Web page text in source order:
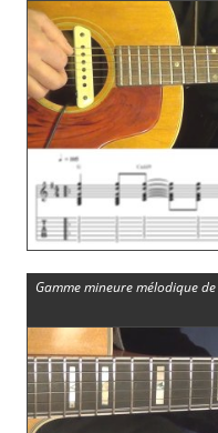
Gamme mineure mélodique